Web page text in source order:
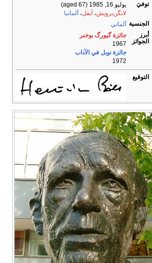
توفيَ
يوليو 16, 1985
(aged 67)
لانگن‌برويش، آيفل، ألمانيا
الجنسية
ألماني
أبرز
الجوائز
جائزة گيورگ بوخنر
1967
جائزة نوبل في الآداب
1972
التوقيع